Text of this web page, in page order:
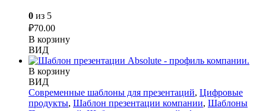
0 из 5
₽70.00
В корзину
ВИД
В корзину
ВИД
Современные шаблоны для презентаций, Цифровые
продукты, Шаблон презентации компании, Шаблоны